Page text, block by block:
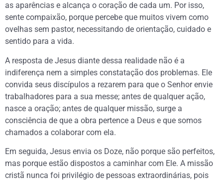
as aparências e alcança o coração de cada um. Por isso,
sente compaixão, porque percebe que muitos vivem como
ovelhas sem pastor, necessitando de orientação, cuidado e
sentido para a vida.
A resposta de Jesus diante dessa realidade não é a
indiferença nem a simples constatação dos problemas. Ele
convida seus discípulos a rezarem para que o Senhor envie
trabalhadores para a sua messe; antes de qualquer ação,
nasce a oração; antes de qualquer missão, surge a
consciência de que a obra pertence a Deus e que somos
chamados a colaborar com ela.
Em seguida, Jesus envia os Doze, não porque são perfeitos,
mas porque estão dispostos a caminhar com Ele. A missão
cristã nunca foi privilégio de pessoas extraordinárias, pois